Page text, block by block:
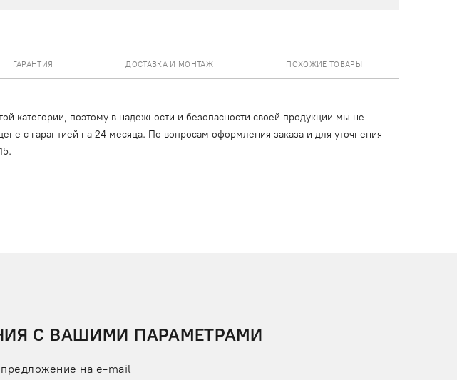
ГАРАНТИЯ ДОСТАВКА И МОНТАЖ ПОХОЖИЕ ТОВАРЫ
категории, поэтому в надежности и безопасности своей продукции мы не
с гарантией на 24 месяца. По вопросам оформления заказа и для уточнения
.
С ВАШИМИ ПАРАМЕТРАМИ
на e-mail